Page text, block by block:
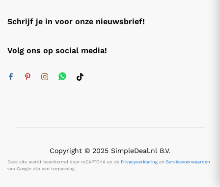
Schrijf je in voor onze nieuwsbrief!
Volg ons op social media!
Copyright © 2025 SimpleDeal.nl B.V.
Deze site wordt beschermd door reCAPTCHA en de Privacyverklaring en Servicevoorwaarden
van Google zijn van toepassing.